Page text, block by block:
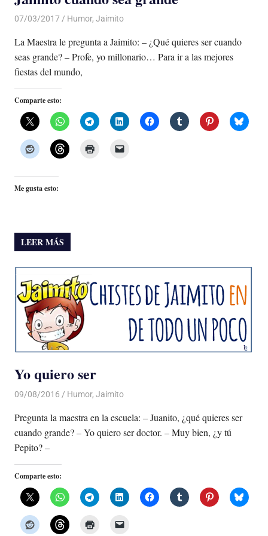
07/03/2017 Luis Castellanos
Humor, Jaimito
La Maestra le pregunta a Jaimito: – ¿Qué quieres ser cuando
seas grande? – Profe, yo millonario… Para ir a las mejores
fiestas del mundo,
Comparte esto:
Me gusta esto:
LEER MÁS
Yo quiero ser
09/08/2016 Luis Castellanos
Humor, Jaimito
Pregunta la maestra en la escuela: – Juanito, ¿qué quieres ser
cuando grande? – Yo quiero ser doctor. – Muy bien, ¿y tú
Pepito? –
Comparte esto: